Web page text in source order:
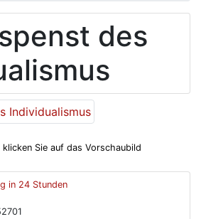
des
Sie auf das Vorschaubild
in 24 Stunden